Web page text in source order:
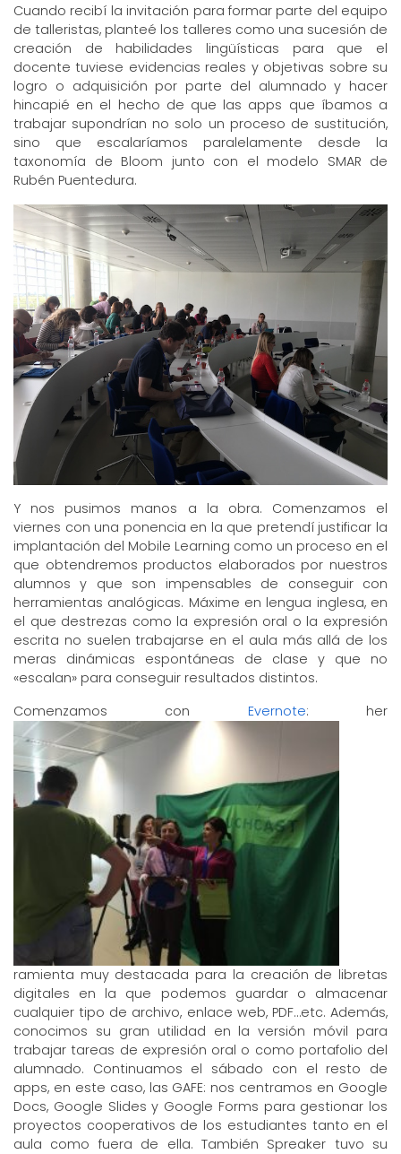
Cuando recibí la invitación para formar parte del equipo
de talleristas, planteé los talleres como una sucesión de
creación de habilidades lingüísticas para que el
docente tuviese evidencias reales y objetivas sobre su
logro o adquisición por parte del alumnado y hacer
hincapié en el hecho de que las apps que íbamos a
trabajar supondrían no solo un proceso de sustitución,
sino que escalaríamos paralelamente desde la
taxonomía de Bloom junto con el modelo SMAR de
Rubén Puentedura.
Y nos pusimos manos a la obra. Comenzamos el
viernes con una ponencia en la que pretendí justificar la
implantación del Mobile Learning como un proceso en el
que obtendremos productos elaborados por nuestros
alumnos y que son impensables de conseguir con
herramientas analógicas. Máxime en lengua inglesa, en
el que destrezas como la expresión oral o la expresión
escrita no suelen trabajarse en el aula más allá de los
meras dinámicas espontáneas de clase y que no
«escalan» para conseguir resultados distintos.
Comenzamos con Evernote: her
ramienta muy destacada para la creación de libretas
digitales en la que podemos guardar o almacenar
cualquier tipo de archivo, enlace web, PDF…etc. Además,
conocimos su gran utilidad en la versión móvil para
trabajar tareas de expresión oral o como portafolio del
alumnado. Continuamos el sábado con el resto de
apps, en este caso, las GAFE: nos centramos en Google
Docs, Google Slides y Google Forms para gestionar los
proyectos cooperativos de los estudiantes tanto en el
aula como fuera de ella. También Spreaker tuvo su